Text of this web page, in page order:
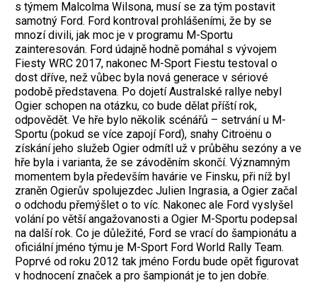
s týmem Malcolma Wilsona, musí se za tým postavit
samotný Ford. Ford kontroval prohlášeními, že by se
mnozí divili, jak moc je v programu M-Sportu
zainteresován. Ford údajně hodně pomáhal s vývojem
Fiesty WRC 2017, nakonec M-Sport Fiestu testoval o
dost dříve, než vůbec byla nová generace v sériové
podobě představena. Po dojetí Australské rallye nebyl
Ogier schopen na otázku, co bude dělat příští rok,
odpovědět. Ve hře bylo několik scénářů – setrvání u M-
Sportu (pokud se více zapojí Ford), snahy Citroënu o
získání jeho služeb Ogier odmítl už v průběhu sezóny a ve
hře byla i varianta, že se závoděním skončí. Významným
momentem byla především havárie ve Finsku, při níž byl
zraněn Ogierův spolujezdec Julien Ingrasia, a Ogier začal
o odchodu přemýšlet o to víc. Nakonec ale Ford vyslyšel
volání po větší angažovanosti a Ogier M-Sportu podepsal
na další rok. Co je důležité, Ford se vrací do šampionátu a
oficiální jméno týmu je M-Sport Ford World Rally Team.
Poprvé od roku 2012 tak jméno Fordu bude opět figurovat
v hodnocení značek a pro šampionát je to jen dobře.